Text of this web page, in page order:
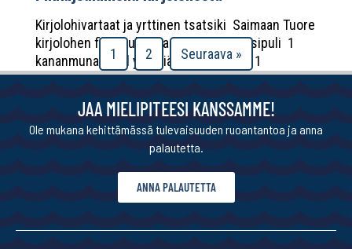
Kirjolohivartaat ja yrttinen tsatsiki Saimaan Tuore
kirjolohen fileejauheliha 280 g 1 pieni sipuli 1
kananmuna 3 rkl yrttisiä fetakuutioita 1
valkosipulinkynsi ½ ruukkua persiljaa 1/3 tl
1 2 Seuraava »
JAA MIELIPITEESI KANSSAMME!
Ole mukana kehittämässä tulevaisuuden ruoantantoa ja anna
palautetta.
ANNA PALAUTETTA